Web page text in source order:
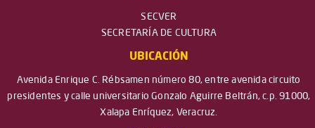
SECVER
SECRETARÍA DE CULTURA
UBICACIÓN
Avenida Enrique C. Rébsamen número 80, entre avenida circuito
presidentes y calle universitario Gonzalo Aguirre Beltrán, c.p. 91000,
Xalapa Enríquez, Veracruz.